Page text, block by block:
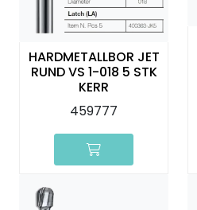
HARDMETALLBOR JET
RUND VS 1-018 5 STK
KERR
459777